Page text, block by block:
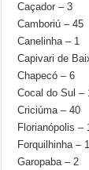
Caçador – 3
Camboriú – 45
Canelinha – 1
Capivari de
Chapecó – 6
Cocal do Sul –
Criciúma – 40
Florianópolis –
Forquilhinha – 1
Garopaba – 2